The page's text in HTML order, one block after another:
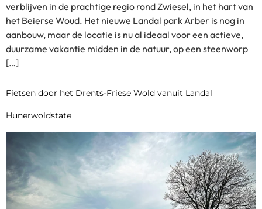
verblijven in de prachtige regio rond Zwiesel, in het hart van
het Beierse Woud. Het nieuwe Landal park Arber is nog in
aanbouw, maar de locatie is nu al ideaal voor een actieve,
duurzame vakantie midden in de natuur, op een steenworp
[…]
Fietsen door het Drents-Friese Wold vanuit Landal
Hunerwoldstate